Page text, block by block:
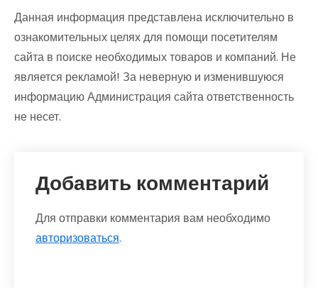
Данная информация представлена исключительно в
ознакомительных целях для помощи посетителям
сайта в поиске необходимых товаров и компаний. Не
является рекламой! За неверную и изменившуюся
информацию Администрация сайта ответственность
не несет.
Добавить комментарий
Для отправки комментария вам необходимо
авторизоваться.